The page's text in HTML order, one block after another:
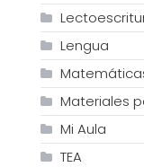
Lengua
Materiales
Mi Aula
TEA